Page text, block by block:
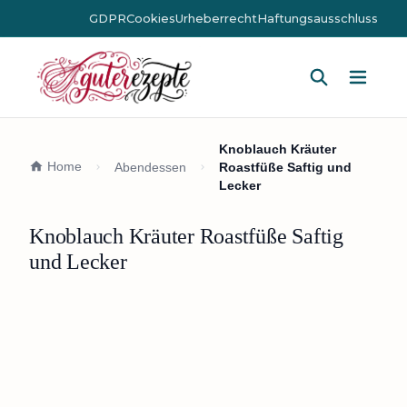
GDPRCookiesUrheberrechtHaftungsausschluss
Home Abendessen
Knoblauch Kräuter
Roastfüße Saftig und
Lecker
Knoblauch Kräuter Roastfüße Saftig
und Lecker